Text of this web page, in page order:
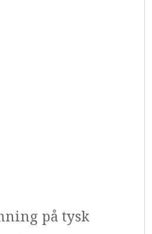
på tysk